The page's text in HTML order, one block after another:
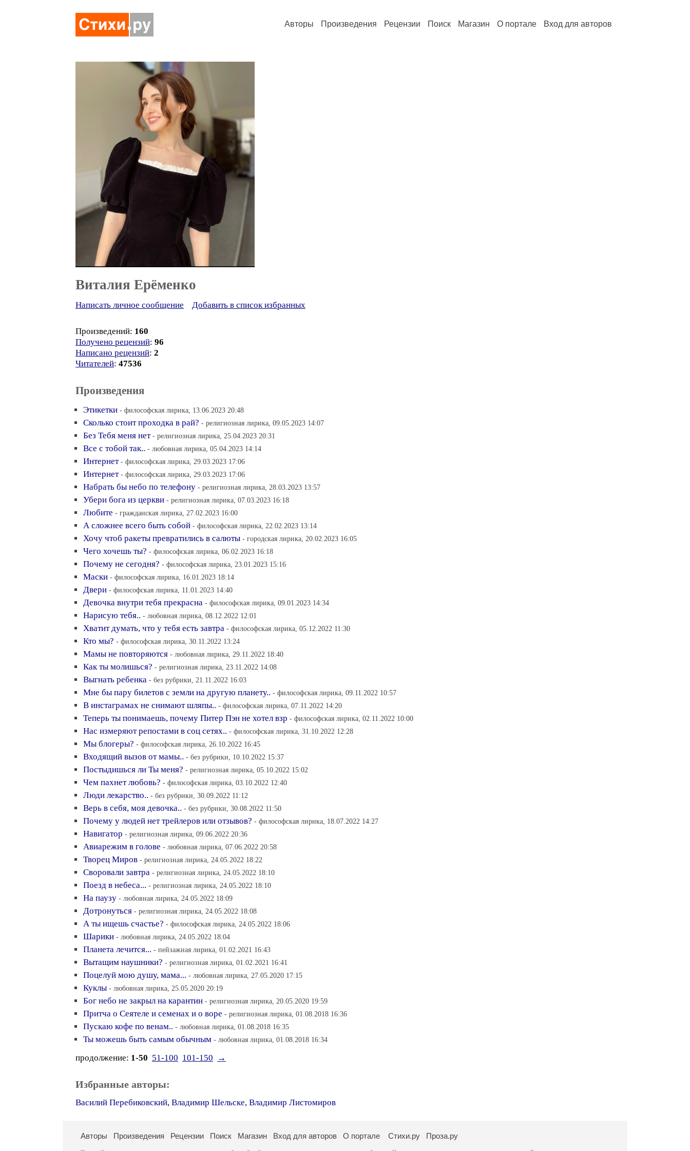
Авторы Произведения Рецензии Поиск Магазин О портале Вход для авторов
Виталия Ерёменко
Написать личное сообщение Добавить в список избранных
Произведений: 160
Получено рецензий: 96
Написано рецензий: 2
Читателей: 47536
Произведения
Этикетки - философская лирика, 13.06.2023 20:48
Сколько стоит проходка в рай? - религиозная лирика, 09.05.2023 14:07
Без Тебя меня нет - религиозная лирика, 25.04.2023 20:31
Все с тобой так.. - любовная лирика, 05.04.2023 14:14
Интернет - философская лирика, 29.03.2023 17:06
Интернет - философская лирика, 29.03.2023 17:06
Набрать бы небо по телефону - религиозная лирика, 28.03.2023 13:57
Убери бога из церкви - религиозная лирика, 07.03.2023 16:18
Любите - гражданская лирика, 27.02.2023 16:00
А сложнее всего быть собой - философская лирика, 22.02.2023 13:14
Хочу чтоб ракеты превратились в салюты - городская лирика, 20.02.2023 16:05
Чего хочешь ты? - философская лирика, 06.02.2023 16:18
Почему не сегодня? - философская лирика, 23.01.2023 15:16
Маски - философская лирика, 16.01.2023 18:14
Двери - философская лирика, 11.01.2023 14:40
Девочка внутри тебя прекрасна - философская лирика, 09.01.2023 14:34
Нарисую тебя.. - любовная лирика, 08.12.2022 12:01
Хватит думать, что у тебя есть завтра - философская лирика, 05.12.2022 11:30
Кто мы? - философская лирика, 30.11.2022 13:24
Мамы не повторяются - любовная лирика, 29.11.2022 18:40
Как ты молишься? - религиозная лирика, 23.11.2022 14:08
Выгнать ребенка - без рубрики, 21.11.2022 16:03
Мне бы пару билетов с земли на другую планету.. - философская лирика, 09.11.2022 10:57
В инстаграмах не снимают шляпы.. - философская лирика, 07.11.2022 14:20
Теперь ты понимаешь, почему Питер Пэн не хотел взр - философская лирика, 02.11.2022 10:00
Нас измеряют репостами в соц сетях.. - философская лирика, 31.10.2022 12:28
Мы блогеры? - философская лирика, 26.10.2022 16:45
Входящий вызов от мамы.. - без рубрики, 10.10.2022 15:37
Постыдишься ли Ты меня? - религиозная лирика, 05.10.2022 15:02
Чем пахнет любовь? - философская лирика, 03.10.2022 12:40
Люди лекарство.. - без рубрики, 30.09.2022 11:12
Верь в себя, моя девочка.. - без рубрики, 30.08.2022 11:50
Почему у людей нет трейлеров или отзывов? - философская лирика, 18.07.2022 14:27
Навигатор - религиозная лирика, 09.06.2022 20:36
Авиарежим в голове - любовная лирика, 07.06.2022 20:58
Творец Миров - религиозная лирика, 24.05.2022 18:22
Своровали завтра - религиозная лирика, 24.05.2022 18:10
Поезд в небеса... - религиозная лирика, 24.05.2022 18:10
На паузу - любовная лирика, 24.05.2022 18:09
Дотронуться - религиозная лирика, 24.05.2022 18:08
А ты ищешь счастье? - философская лирика, 24.05.2022 18:06
Шарики - любовная лирика, 24.05.2022 18:04
Планета лечится... - пейзажная лирика, 01.02.2021 16:43
Вытащим наушники? - религиозная лирика, 01.02.2021 16:41
Поцелуй мою душу, мама... - любовная лирика, 27.05.2020 17:15
Куклы - любовная лирика, 25.05.2020 20:19
Бог небо не закрыл на карантин - религиозная лирика, 20.05.2020 19:59
Притча о Сеятеле и семенах и о воре - религиозная лирика, 01.08.2018 16:36
Пускаю кофе по венам.. - любовная лирика, 01.08.2018 16:35
Ты можешь быть самым обычным - любовная лирика, 01.08.2018 16:34
продолжение: 1-50 51-100 101-150 →
Избранные авторы:
Василий Перебиковский, Владимир Шельске, Владимир Листомиров
Авторы Произведения Рецензии Поиск Магазин Вход для авторов О портале Стихи.ру Проза.ру